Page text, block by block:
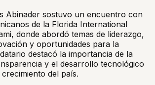
Abinader sostuvo un encuentro con
de la Florida International
donde abordó temas de liderazgo,
y oportunidades para la
destacó la importancia de la
y el desarrollo tecnológico
del país.